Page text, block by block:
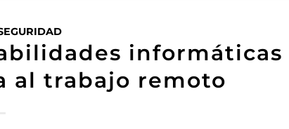
informáticas
al trabajo remoto